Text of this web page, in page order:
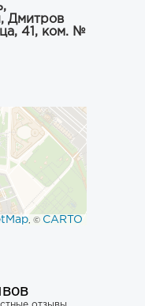
Дмитров
41, ком. №
, © CARTO